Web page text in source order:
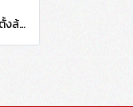
กระดานไวท์บอร์ดแม่เหล็ก แบบขาตั้งล้อเลื่อน กรอบดำ ขนาด 120x240 ซม.